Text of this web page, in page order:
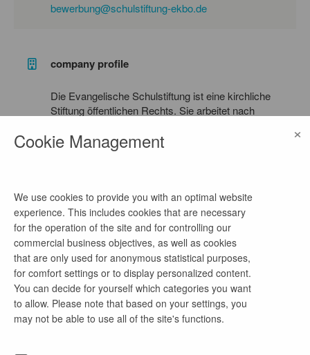
bewerbung@schulstiftung-ekbo.de
company profile
Die Evangelische Schulstiftung ist eine kirchliche
Stiftung öffentlichen Rechts. Sie arbeitet nach
staatlich anerkannte und genehmigte
Ersatzschulen in freier Trägerschaft. Die
Bildungsauftrag an der heranwachsenden
Generation wahrzunehmen.
more job offers of this company
Lehrkraft für Mathematik (Sek I+II) -
Cookie Management ×
We use cookies to provide you with an optimal website
experience. This includes cookies that are necessary
for the operation of the site and for controlling our
commercial business objectives, as well as cookies
that are only used for anonymous statistical purposes,
for comfort settings or to display personalized content.
You can decide for yourself which categories you want
to allow. Please note that based on your settings, you
may not be able to use all of the site's functions.